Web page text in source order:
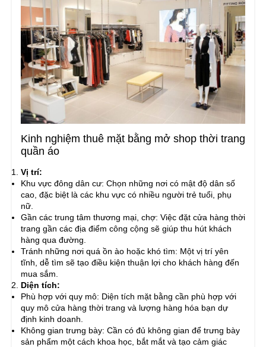
Kinh nghiệm thuê mặt bằng mở shop thời trang
quần áo
Vị trí:
Khu vực đông dân cư: Chọn những nơi có mật độ dân số
cao, đặc biệt là các khu vực có nhiều người trẻ tuổi, phụ
nữ.
Gần các trung tâm thương mại, chợ: Việc đặt cửa hàng thời
trang gần các địa điểm công cộng sẽ giúp thu hút khách
hàng qua đường.
Tránh những nơi quá ồn ào hoặc khó tìm: Một vị trí yên
tĩnh, dễ tìm sẽ tạo điều kiện thuận lợi cho khách hàng đến
mua sắm.
Diện tích:
Phù hợp với quy mô: Diện tích mặt bằng cần phù hợp với
quy mô cửa hàng thời trang và lượng hàng hóa bạn dự
định kinh doanh.
Không gian trưng bày: Cần có đủ không gian để trưng bày
sản phẩm một cách khoa học, bắt mắt và tạo cảm giác